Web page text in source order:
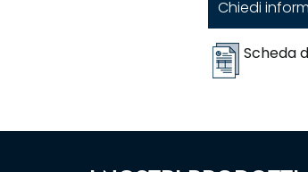
Chiedi
Scheda